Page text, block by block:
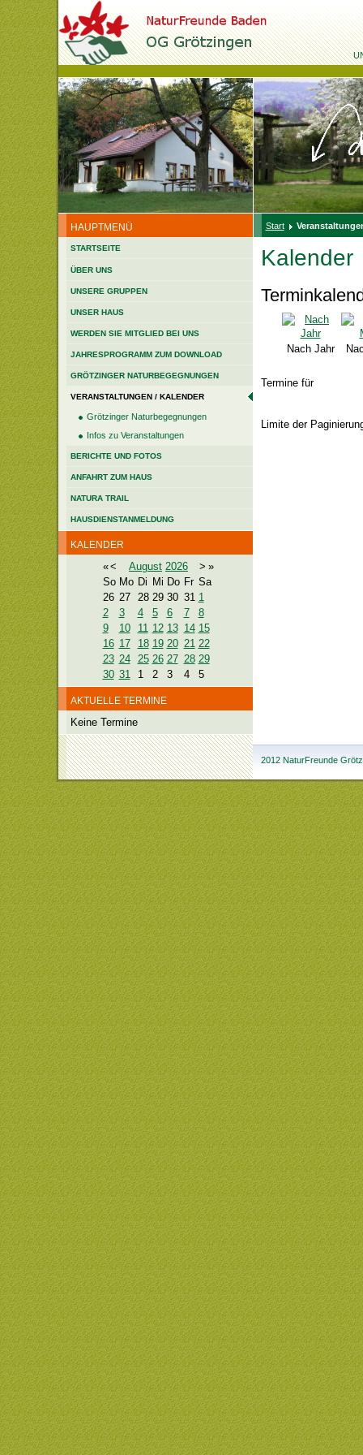
HAUPTMENÜ
STARTSEITE
ÜBER UNS
UNSERE GRUPPEN
UNSER HAUS
WERDEN SIE MITGLIED BEI UNS
JAHRESPROGRAMM ZUM DOWNLOAD
GRÖTZINGER NATURBEGEGNUNGEN
VERANSTALTUNGEN / KALENDER
Grötzinger Naturbegegnungen
Infos zu Veranstaltungen
BERICHTE UND FOTOS
ANFAHRT ZUM HAUS
NATURA TRAIL
HAUSDIENSTANMELDUNG
KALENDER
«< August 2026 > »
So Mo Di Mi Do Fr Sa
26 27 28 29 30 31 1
2
3 4 5 6 7
8
9
10 11 12 13 14 15
16 17 18 19 20 21 22
23 24 25 26 27 28 29
30 31 1 2 3 4 5
AKTUELLE TERMINE
Keine Termine
Start
Kalender
Nach Jahr
Termine für
Limite der
2012 NaturFreunde